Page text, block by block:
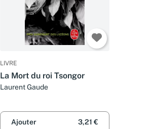
LIVRE
La Mort du roi Tsongor
Laurent Gaude
Ajouter 3,21 €